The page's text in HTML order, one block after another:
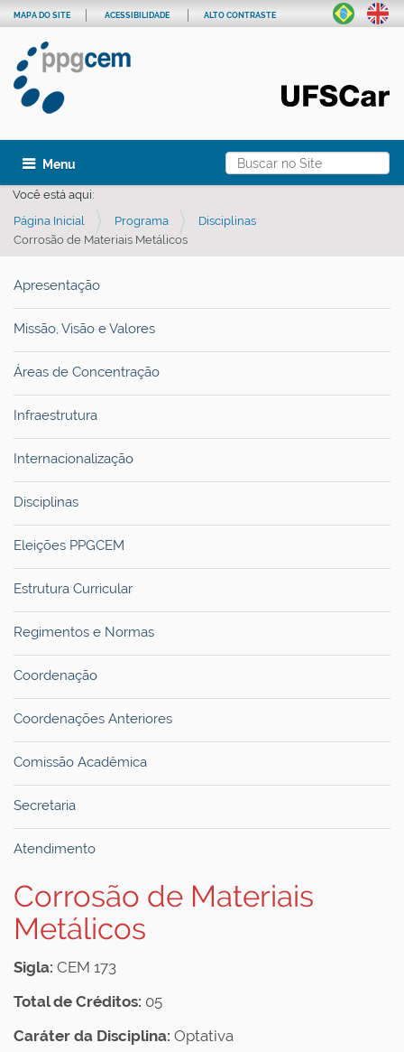
Busca
Busca Avançada…
MAPA DO SITE ACESSIBILIDADE ALTO CONTRASTE
Toggle navigation
Você está aqui:
Página Inicial
Programa
Disciplinas
Corrosão de Materiais Metálicos
Apresentação
Missão, Visão e Valores
Áreas de Concentração
Infraestrutura
Internacionalização
Disciplinas
Eleições PPGCEM
Estrutura Curricular
Regimentos e Normas
Coordenação
Coordenações Anteriores
Comissão Acadêmica
Secretaria
Atendimento
Corrosão de Materiais
Metálicos
Sigla: CEM 173
Total de Créditos: 05
Caráter da Disciplina: Optativa